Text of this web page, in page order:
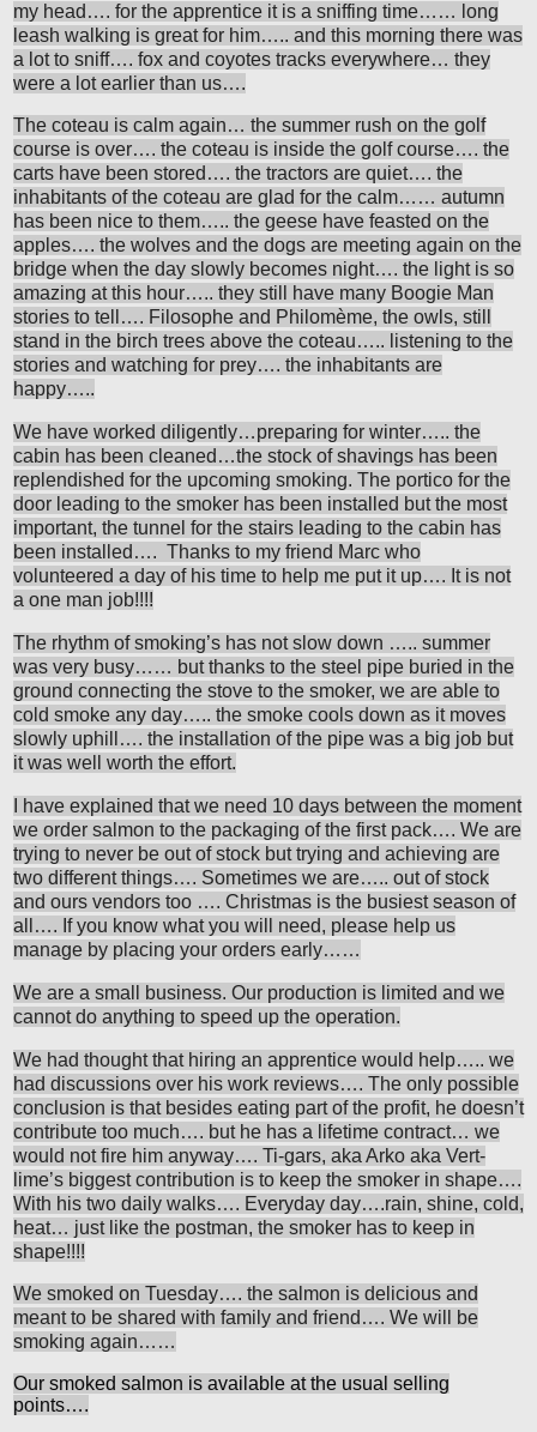
my head…. for the apprentice it is a sniffing time…… long
leash walking is great for him….. and this morning there was
a lot to sniff…. fox and coyotes tracks everywhere… they
were a lot earlier than us….
The coteau is calm again… the summer rush on the golf
course is over…. the coteau is inside the golf course…. the
carts have been stored…. the tractors are quiet…. the
inhabitants of the coteau are glad for the calm…… autumn
has been nice to them….. the geese have feasted on the
apples…. the wolves and the dogs are meeting again on the
bridge when the day slowly becomes night…. the light is so
amazing at this hour….. they still have many Boogie Man
stories to tell…. Filosophe and Philomème, the owls, still
stand in the birch trees above the coteau….. listening to the
stories and watching for prey…. the inhabitants are
happy…..
We have worked diligently…preparing for winter….. the
cabin has been cleaned…the stock of shavings has been
replendished for the upcoming smoking. The portico for the
door leading to the smoker has been installed but the most
important, the tunnel for the stairs leading to the cabin has
been installed…. Thanks to my friend Marc who
volunteered a day of his time to help me put it up…. It is not
a one man job!!!!
The rhythm of smoking’s has not slow down ….. summer
was very busy…… but thanks to the steel pipe buried in the
ground connecting the stove to the smoker, we are able to
cold smoke any day….. the smoke cools down as it moves
slowly uphill…. the installation of the pipe was a big job but
it was well worth the effort.
I have explained that we need 10 days between the moment
we order salmon to the packaging of the first pack…. We are
trying to never be out of stock but trying and achieving are
two different things…. Sometimes we are….. out of stock
and ours vendors too …. Christmas is the busiest season of
all…. If you know what you will need, please help us
manage by placing your orders early……
We are a small business. Our production is limited and we
cannot do anything to speed up the operation.
We had thought that hiring an apprentice would help….. we
had discussions over his work reviews…. The only possible
conclusion is that besides eating part of the profit, he doesn’t
contribute too much…. but he has a lifetime contract… we
would not fire him anyway…. Ti-gars, aka Arko aka Vert-
lime’s biggest contribution is to keep the smoker in shape….
With his two daily walks…. Everyday day….rain, shine, cold,
heat… just like the postman, the smoker has to keep in
shape!!!!
We smoked on Tuesday…. the salmon is delicious and
meant to be shared with family and friend…. We will be
smoking again……
Our smoked salmon is available at the usual selling
points….